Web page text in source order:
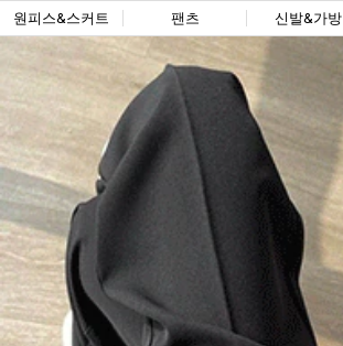
원피스&스커트 팬츠 신발&가방